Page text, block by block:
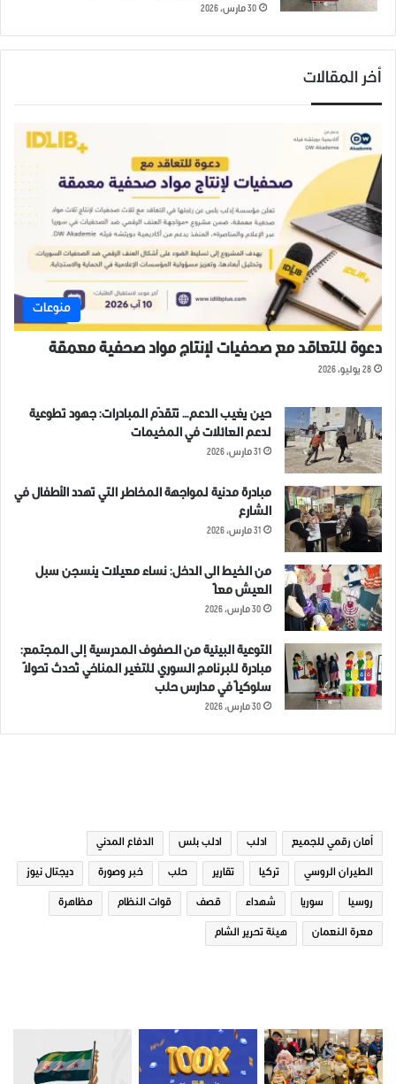
30 مارس، 2026
أخر المقالات
منوعات
دعوة للتعاقد مع صحفيات لإنتاج مواد صحفية معمقة
28 يوليو، 2026
حين يغيب الدعم… تتقدّم المبادرات: جهود تطوعية
لدعم العائلات في المخيمات
31 مارس، 2026
مبادرة مدنية لمواجهة المخاطر التي تهدد الأطفال في
الشارع
31 مارس، 2026
من الخيط الى الدخل: نساء معيلات ينسجن سبل
العيش معاً
30 مارس، 2026
التوعية البيئية من الصفوف المدرسية إلى المجتمع:
مبادرة للبرنامج السوري للتغير المناخي تُحدث تحولاً
سلوكياً في مدارس حلب
30 مارس، 2026
أمان رقمي للجميع ادلب ادلب بلس الدفاع المدني
الطيران الروسي تركيا تقارير حلب خبر وصورة ديجتال نيوز
روسيا سوريا شهداء قصف قوات النظام مظاهرة
معرة النعمان هيئة تحرير الشام